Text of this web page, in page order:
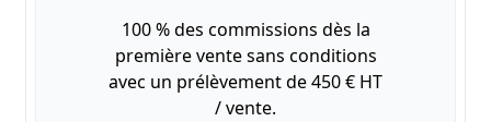
100 % des commissions dès la
première vente sans conditions
avec un prélèvement de 450 € HT
/ vente.